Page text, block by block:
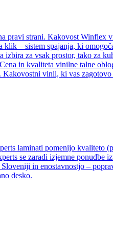
pravi strani. Kakovost
– sistem spajanja, ki
za vsak prostor, tako za
in kvaliteta vinilne talne
Kakovostni vinil, ki vas
laminati pomenijo kvaliteto
se zaradi izjemne ponudbe
in enostavnostjo –
desko.